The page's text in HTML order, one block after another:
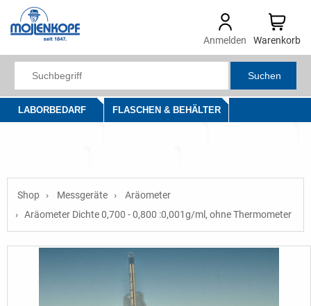
Anmelden Warenkorb
Suchen
LABORBEDARF FLASCHEN & BEHÄLTER
Shop Messgeräte
Aräometer
Aräometer Dichte 0,700 - 0,800 :0,001g/ml, ohne Thermometer